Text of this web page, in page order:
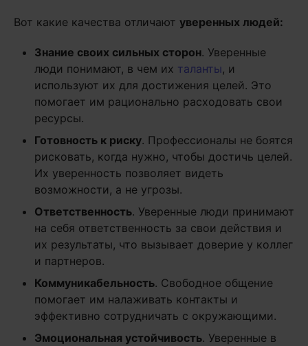
Вот какие качества отличают уверенных людей:
Знание своих сильных сторон. Уверенные
люди понимают, в чем их таланты, и
используют их для достижения целей. Это
помогает им рационально расходовать свои
ресурсы.
Готовность к риску. Профессионалы не боятся
рисковать, когда нужно, чтобы достичь целей.
Их уверенность позволяет видеть
возможности, а не угрозы.
Ответственность. Уверенные люди принимают
на себя ответственность за свои действия и
их результаты, что вызывает доверие у коллег
и партнеров.
Коммуникабельность. Свободное общение
помогает им налаживать контакты и
эффективно сотрудничать с окружающими.
Эмоциональная устойчивость. Уверенные в